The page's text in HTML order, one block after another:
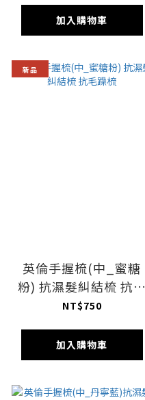
加入購物車
新品
英倫手握梳(中_蜜糖
粉) 抗濕髮糾結梳 抗毛
躁梳
NT$750
加入購物車